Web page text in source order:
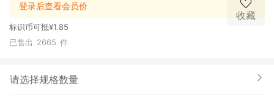
登录后查看会员价
标识币可抵¥1.85
收藏
已售出 2665 件
请选择规格数量